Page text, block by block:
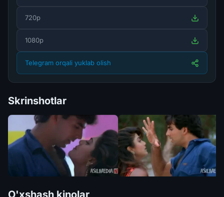
720p
1080p
Telegram orqali yuklab olish
Skrinshotlar